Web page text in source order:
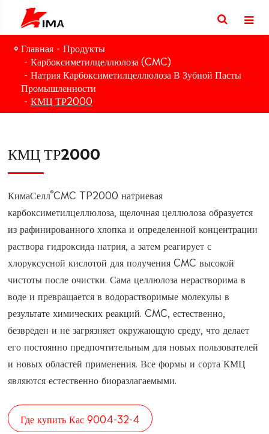
Главная
Продукты
Карбоксиметилцеллюлоза (CMC)
Натрия Карбоксиметилцеллюлоза В Зубной Пасты
Промышленности
КМЦ ТР2000
КМЦ ТР2000
КимаСелл®CMC TP2000 натриевая
карбоксиметилцеллюлоза, щелочная целлюлоза образуется
из рафинированного хлопка и определенной концентрации
раствора гидроксида натрия, а затем реагирует с
хлоруксусной кислотой для получения CMC высокой
чистоты после очистки. Сама целлюлоза нерастворима в
воде и превращается в водорастворимые молекулы в
результате химических реакций. CMC, естественно,
безвреден и не загрязняет окружающую среду, что делает
его постоянно предпочтительным для новых пользователей
и новых областей применения. Все формы и сорта КМЦ
являются естественно биоразлагаемыми.
Где купить Кас 9004-32-4